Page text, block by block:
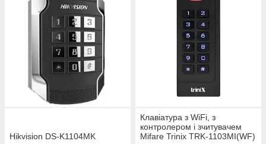
Hikvision DS-K1104MK
Клавіатура з WiFi, з
контролером і зчитувачем
Mifare Trinix TRK-1103MI(WF)